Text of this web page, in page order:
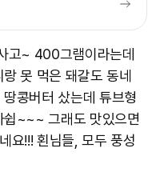
고~ 400그램이라는데
못 먹은 돼갈도 동네
콩버터 샀는데 튜브형
쉽~~~ 그래도 맛있으면
요!!! 횐님들, 모두 풍성